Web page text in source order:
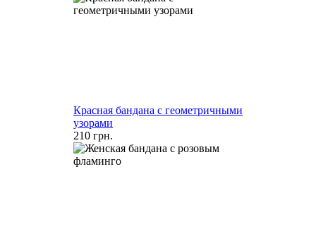
Красная бандана с геометричными
узорами
210 грн.